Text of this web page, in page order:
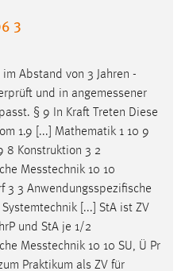
3
Abstand von 3 Jahren -
und in angemessener
§ 9 In Kraft Treten Diese
1.9 [...] Mathematik 1 10 9
8 Konstruktion 3 2
Messtechnik 10 10
3 3 Anwendungsspezifische
[...] StA ist ZV
und StA je 1/2
Messtechnik 10 10 SU, Ü Pr
Praktikum als ZV für